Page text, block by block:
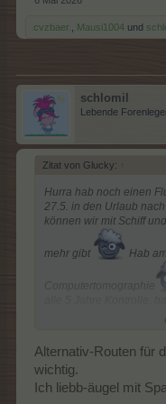
.cvzbaer. Mausi1004 und
schlomil
Lebende
Zitat von Glucky: ↑
Hurra hab noch einen
27.5. in den Urlaub
können wir mit Schiff
mehr gibt Hab
Alternativ-Routen für
wichtig.
Ich liebb-äugel mit